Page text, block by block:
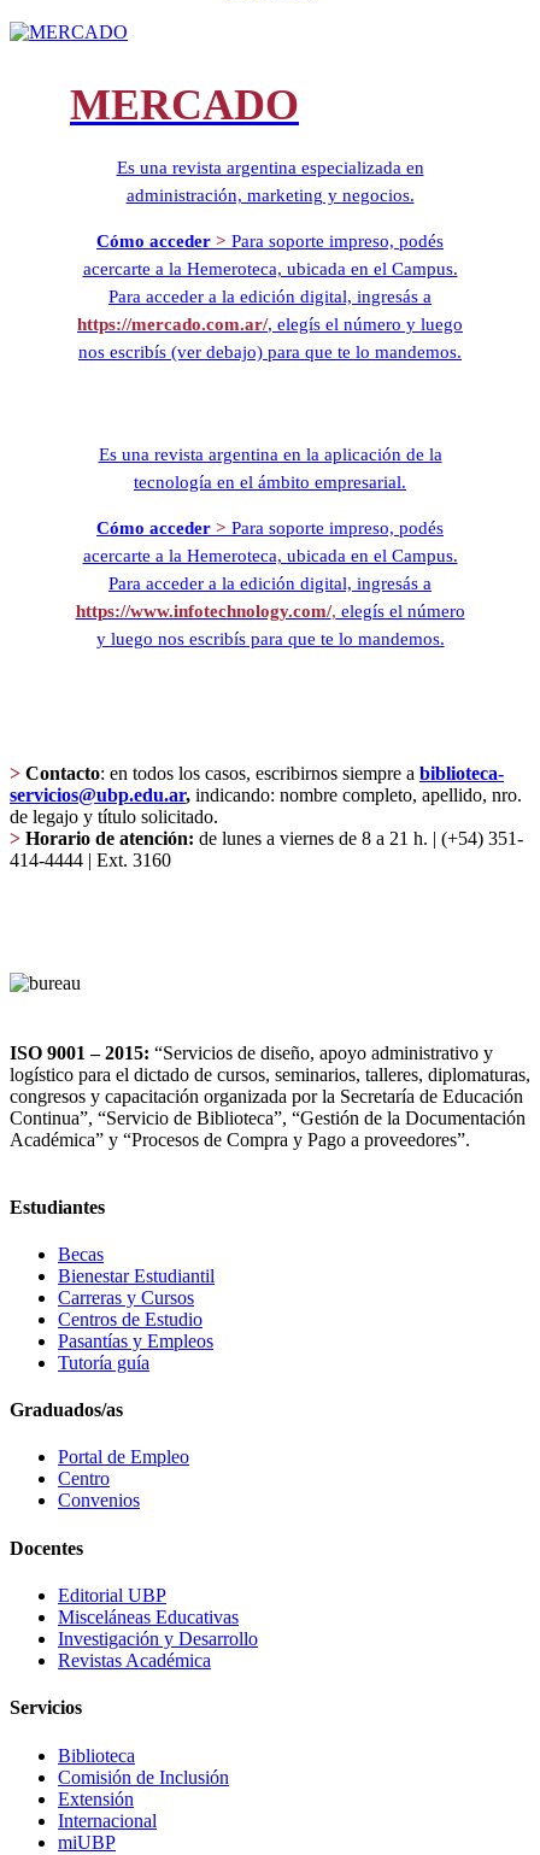
MERCADO
Es una revista argentina especializada en
administración, marketing y negocios.
Cómo acceder > Para soporte impreso, podés
acercarte a la Hemeroteca, ubicada en el Campus.
Para acceder a la edición digital, ingresás a
https://mercado.com.ar/, elegís el número y luego
nos escribís (ver debajo) para que te lo mandemos.
Es una revista argentina en la aplicación de la
tecnología en el ámbito empresarial.
Cómo acceder > Para soporte impreso, podés
acercarte a la Hemeroteca, ubicada en el Campus.
Para acceder a la edición digital, ingresás a
https://www.infotechnology.com/, elegís el número
y luego nos escribís para que te lo mandemos.
> Contacto: en todos los casos, escribirnos siempre a biblioteca-
servicios@ubp.edu.ar, indicando: nombre completo, apellido, nro.
de legajo y título solicitado.
> Horario de atención: de lunes a viernes de 8 a 21 h. | (+54) 351-
414-4444 | Ext. 3160
ISO 9001 – 2015: “Servicios de diseño, apoyo administrativo y
logístico para el dictado de cursos, seminarios, talleres, diplomaturas,
congresos y capacitación organizada por la Secretaría de Educación
Continua”, “Servicio de Biblioteca”, “Gestión de la Documentación
Académica” y “Procesos de Compra y Pago a proveedores”.
Estudiantes
Becas
Bienestar Estudiantil
Carreras y Cursos
Centros de Estudio
Pasantías y Empleos
Tutoría guía
Graduados/as
Portal de Empleo
Centro
Convenios
Docentes
Editorial UBP
Misceláneas Educativas
Investigación y Desarrollo
Revistas Académica
Servicios
Biblioteca
Comisión de Inclusión
Extensión
Internacional
miUBP